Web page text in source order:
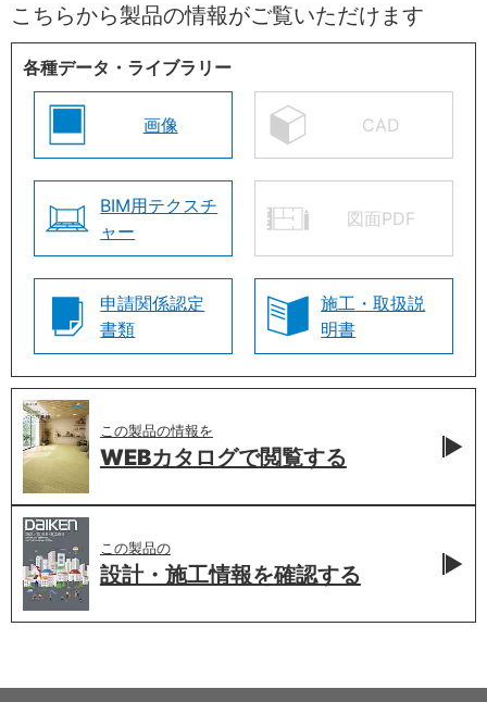
こちらから製品の情報がご覧いただけます
各種データ・ライブラリー
画像 CAD
BIM用テクスチ
ャー
図面PDF
申請関係認定
書類
施工・取扱説
明書
この製品の情報を
WEBカタログで閲覧する
この製品の
設計・施工情報を確認する